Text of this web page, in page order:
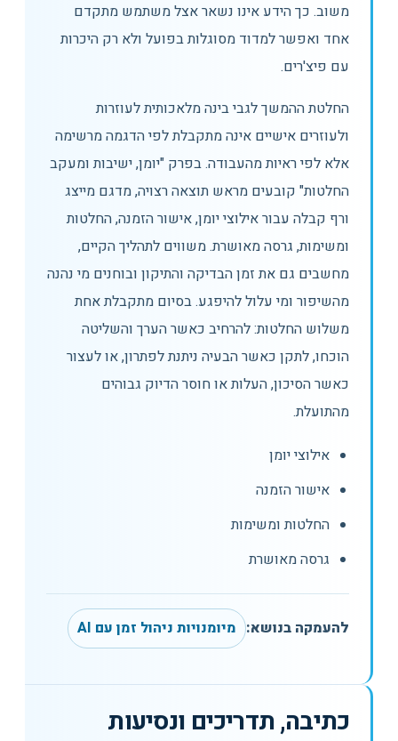
משוב. כך הידע אינו נשאר אצל משתמש מתקדם
אחד ואפשר למדוד מסוגלות בפועל ולא רק היכרות
עם פיצ'רים.
החלטת ההמשך לגבי בינה מלאכותית לעוזרות
ולעוזרים אישיים אינה מתקבלת לפי הדגמה מרשימה
אלא לפי ראיות מהעבודה. בפרק "יומן, ישיבות ומעקב
החלטות" קובעים מראש תוצאה רצויה, מדגם מייצג
ורף קבלה עבור אילוצי יומן, אישור הזמנה, החלטות
ומשימות, גרסה מאושרת. משווים לתהליך הקיים,
מחשבים גם את זמן הבדיקה והתיקון ובוחנים מי נהנה
מהשיפור ומי עלול להיפגע. בסיום מתקבלת אחת
משלוש החלטות: להרחיב כאשר הערך והשליטה
הוכחו, לתקן כאשר הבעיה ניתנת לפתרון, או לעצור
כאשר הסיכון, העלות או חוסר הדיוק גבוהים
מהתועלת.
אילוצי יומן
אישור הזמנה
החלטות ומשימות
גרסה מאושרת
להעמקה בנושא: מיומנויות ניהול זמן עם AI
כתיבה, תדריכים ונסיעות